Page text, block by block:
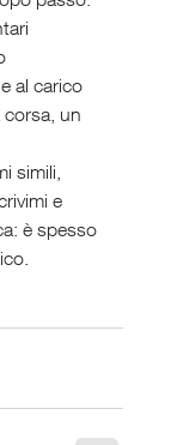
al carico
un
simili,
e
è spesso